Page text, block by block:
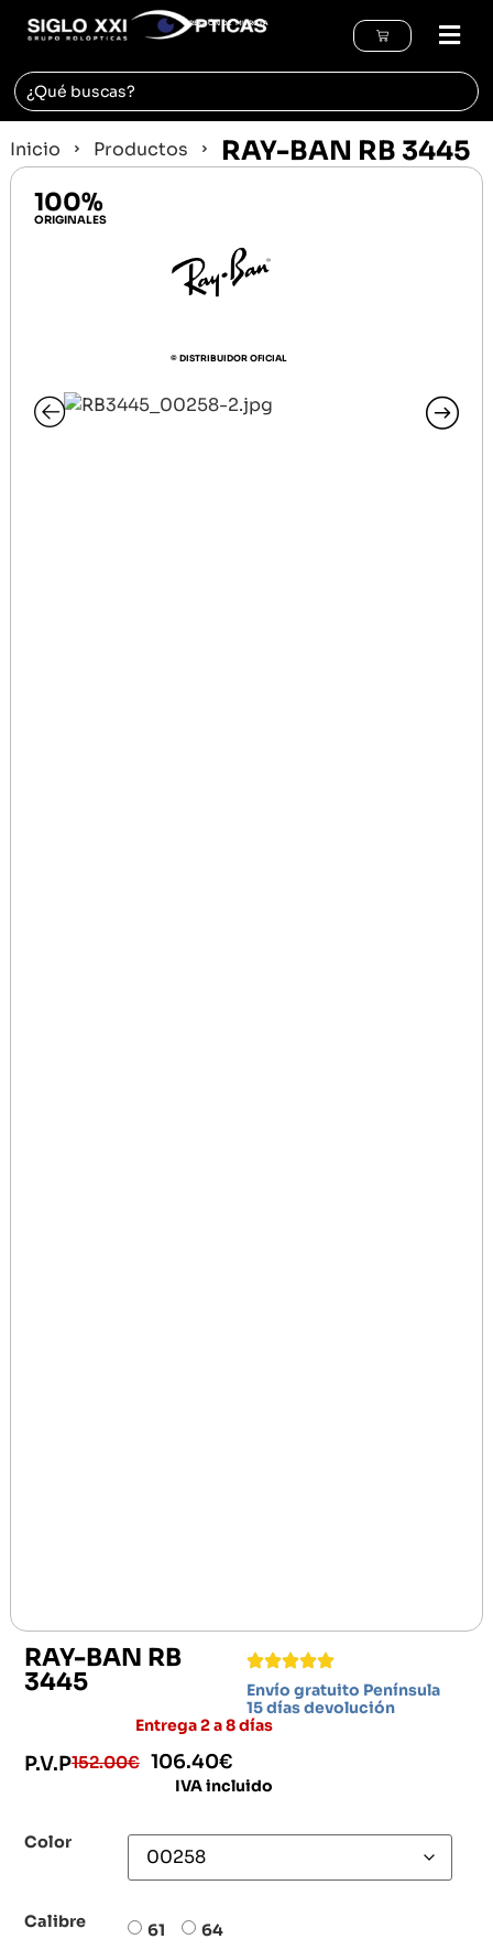
REGIÓN DE MURCIA
Inicio Productos RAY-BAN RB 3445
100%
ORIGINALES
© DISTRIBUIDOR OFICIAL
RAY-BAN RB
3445
Envío gratuito Península
15 días devolución
Entrega 2 a 8 días
P.V.P152.00€ 106.40€
IVA incluido
Color
Calibre 61 64